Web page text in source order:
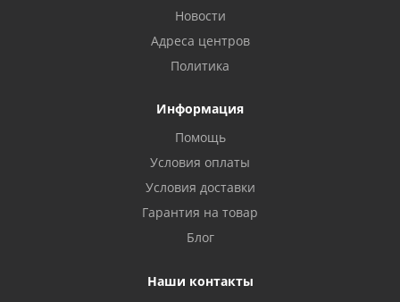
Новости
Адреса центров
Политика
Информация
Помощь
Условия оплаты
Условия доставки
Гарантия на товар
Блог
Наши контакты